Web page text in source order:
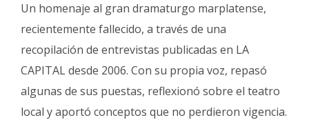
La
Zona
Cultura
Tecnología
Gastronomía
Un homenaje al gran dramaturgo marplatense,
recientemente fallecido, a través de una
recopilación de entrevistas publicadas en LA
CAPITAL desde 2006. Con su propia voz, repasó
algunas de sus puestas, reflexionó sobre el teatro
local y aportó conceptos que no perdieron vigencia.